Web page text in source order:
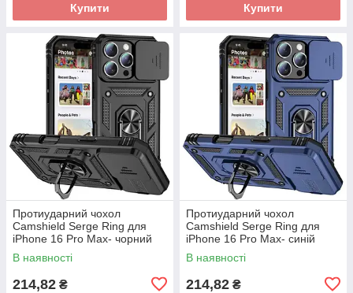
Купити Купити
Протиударний чохол
Camshield Serge Ring для
iPhone 16 Pro Max- чорний
В наявності
214,82 ₴
Протиударний чохол
Camshield Serge Ring для
iPhone 16 Pro Max- синій
В наявності
214,82 ₴